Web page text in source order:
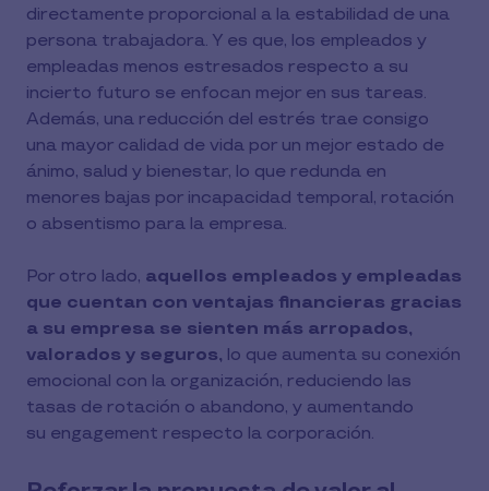
directamente proporcional a la estabilidad de una
persona trabajadora. Y es que, los empleados y
empleadas menos estresados respecto a su
incierto futuro se enfocan mejor en sus tareas.
Además, una reducción del estrés trae consigo
una mayor calidad de vida por un mejor estado de
ánimo, salud y bienestar, lo que redunda en
menores bajas por incapacidad temporal, rotación
o absentismo para la empresa.
Por otro lado, aquellos empleados y empleadas
que cuentan con ventajas financieras gracias
a su empresa se sienten más arropados,
valorados y seguros, lo que aumenta su conexión
emocional con la organización, reduciendo las
tasas de rotación o abandono, y aumentando
su engagement respecto la corporación.